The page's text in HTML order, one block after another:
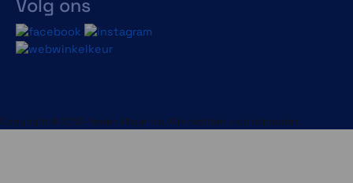
Volg ons
Copyright © 2013-heden Magento. Alle rechten voorbehouden.